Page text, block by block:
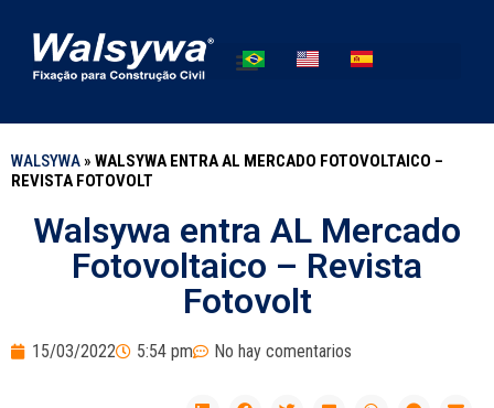
WALSYWA» WALSYWA ENTRA AL MERCADO FOTOVOLTAICO –
REVISTA FOTOVOLT
Walsywa entra AL Mercado
Fotovoltaico – Revista
Fotovolt
15/03/2022 5:54 pm No hay comentarios